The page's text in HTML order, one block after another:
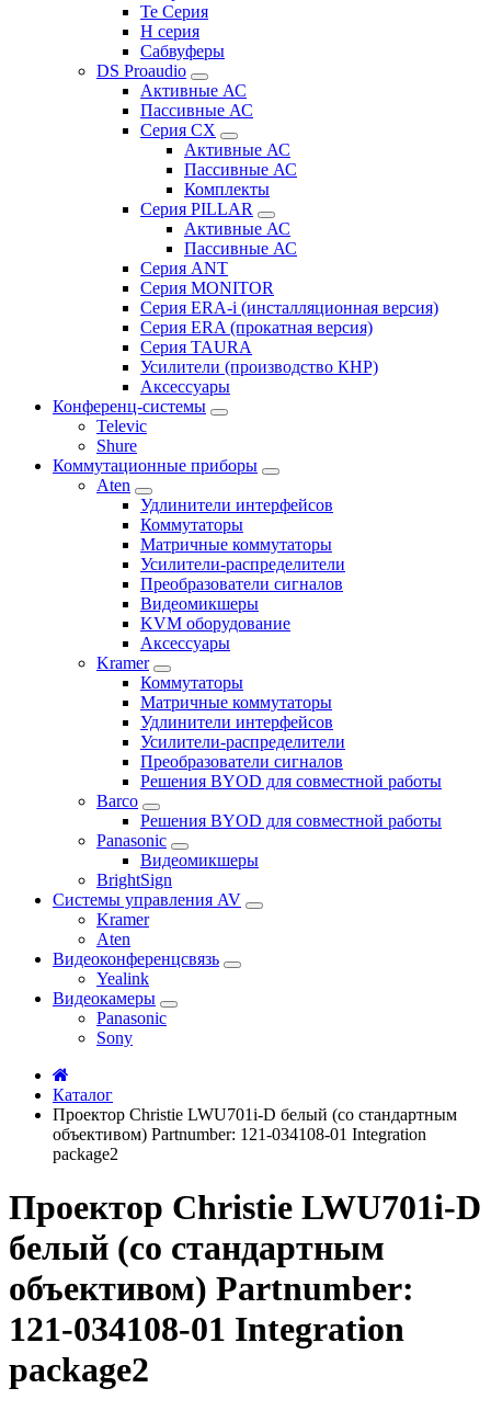
Te Серия
H серия
Сабвуферы
DS Proaudio
Активные АС
Пассивные АС
Серия CX
Активные АС
Пассивные АС
Комплекты
Серия PILLAR
Активные АС
Пассивные АС
Серия ANT
Серия MONITOR
Серия ERA-i (инсталляционная версия)
Серия ERA (прокатная версия)
Серия TAURA
Усилители (производство КНР)
Аксессуары
Конференц-системы
Televic
Shure
Коммутационные приборы
Aten
Удлинители интерфейсов
Коммутаторы
Матричные коммутаторы
Усилители-распределители
Преобразователи сигналов
Видеомикшеры
KVM оборудование
Аксессуары
Kramer
Коммутаторы
Матричные коммутаторы
Удлинители интерфейсов
Усилители-распределители
Преобразователи сигналов
Решения BYOD для совместной работы
Barco
Решения BYOD для совместной работы
Panasonic
Видеомикшеры
BrightSign
Системы управления AV
Kramer
Aten
Видеоконференцсвязь
Yealink
Видеокамеры
Panasonic
Sony
Каталог
Проектор Christie LWU701i-D белый (со стандартным
объективом) Partnumber: 121-034108-01 Integration
package2
Проектор Christie LWU701i-D
белый (со стандартным
объективом) Partnumber:
121-034108-01 Integration
package2